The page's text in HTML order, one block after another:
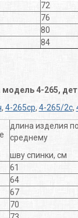
72
76
80
84
модель 4-265,
, 4-265ср, 4-265/2с,
длина изделия
среднему
шву спинки, см
61
64
67
70